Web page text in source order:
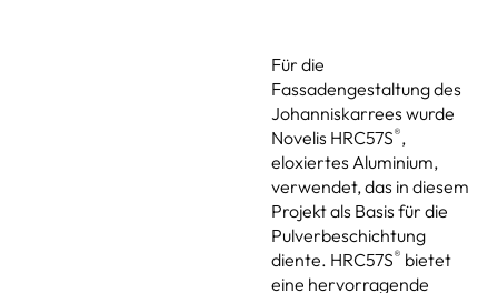
Für die
Fassadengestaltung des
Johanniskarrees wurde
Novelis HRC57S®,
eloxiertes Aluminium,
verwendet, das in diesem
Projekt als Basis für die
Pulverbeschichtung
diente. HRC57S® bietet
eine hervorragende